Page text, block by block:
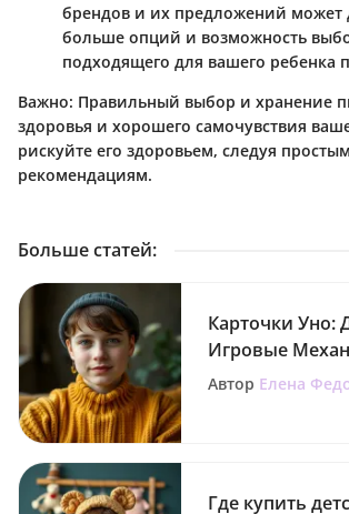
брендов и их предложений может
больше опций и возможность
подходящего для вашего ребенка
Важно: Правильный выбор и хранение
здоровья и хорошего самочувствия
рискуйте его здоровьем, следуя простым
рекомендациям.
Больше статей:
Карточки Уно:
Игровые
Автор Елена
Где купить